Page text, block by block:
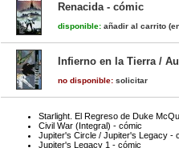
Renacida - cómic
disponible: añadir al carrito
Infierno en la Tierra /
no disponible: solicitar
Starlight. El Regreso de Duke
Civil War (Integral) - cómic
Jupiter's Circle / Jupiter's Legacy -
Jupiter's Legacy 1 - cómic